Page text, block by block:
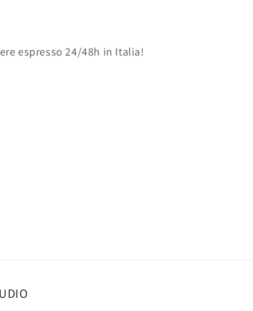
espresso 24/48h in Italia!